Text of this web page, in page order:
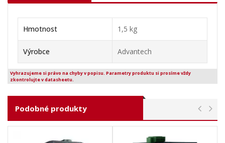
Hmotnost 1,5 kg
Výrobce Advantech
Vyhrazujeme si právo na chyby v popisu. Parametry produktu si prosíme vždy
zkontrolujte v datasheetu.
Podobné produkty